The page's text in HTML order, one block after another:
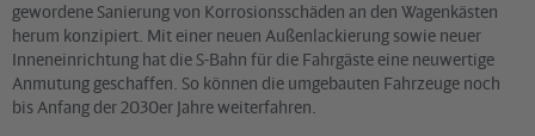
gewordene Sanierung von Korrosionsschäden an den Wagenkästen
herum konzipiert. Mit einer neuen Außenlackierung sowie neuer
Inneneinrichtung hat die S-Bahn für die Fahrgäste eine neuwertige
Anmutung geschaffen. So können die umgebauten Fahrzeuge noch
bis Anfang der 2030er Jahre weiterfahren.